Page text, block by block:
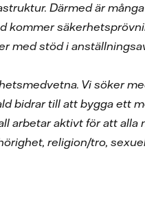
Därmed är
kommer
med stöd i
Vi söker
bidrar till att bygga ett
arbetar aktivt för att
religion/tro,